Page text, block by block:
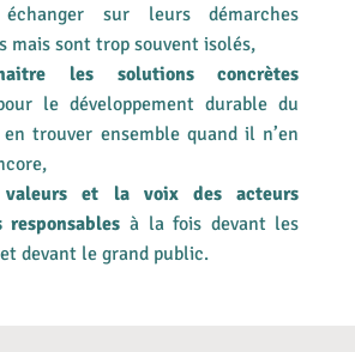
échanger sur leurs démarches
mais sont trop souvent isolés,
les solutions concrètes
le développement durable du
trouver ensemble quand il n’en
et la voix des acteurs
à la fois devant les
devant le grand public.